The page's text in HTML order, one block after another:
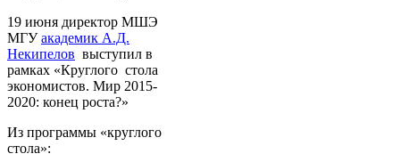
19 июня директор МШЭ
МГУакадемик А.Д.
Некипелов выступил в
рамках «Круглого стола
экономистов. Мир 2015-
2020: конец роста?»
Из программы «круглого
стола»: